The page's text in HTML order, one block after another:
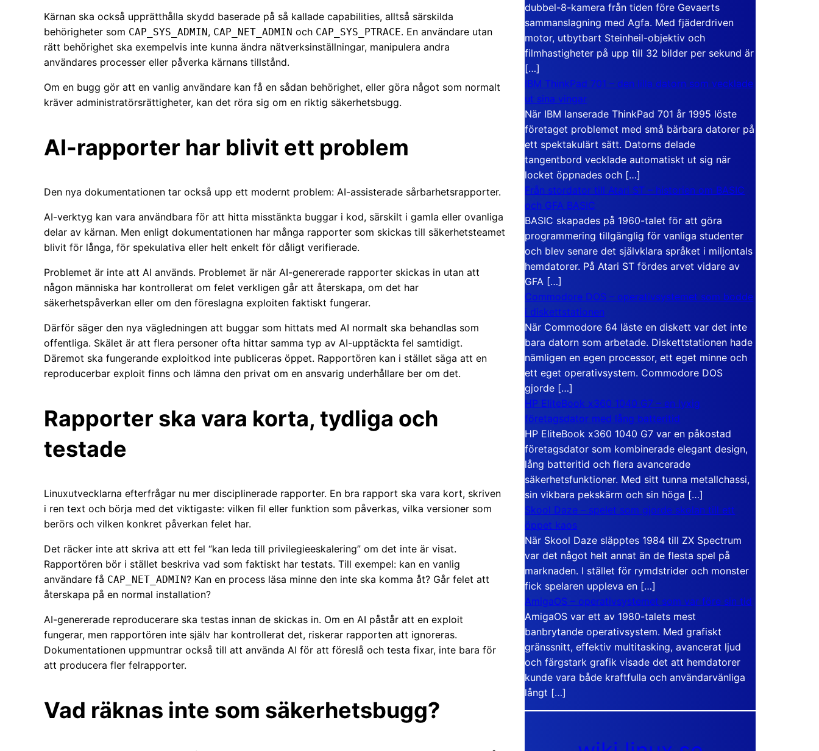
Kärnan ska också upprätthålla skydd baserade på så kallade capabilities, alltså särskilda
behörigheter som CAP_SYS_ADMIN , CAP_NET_ADMIN och CAP_SYS_PTRACE. En användare utan
rätt behörighet ska exempelvis inte kunna ändra nätverksinställningar, manipulera andra
användares processer eller påverka kärnans tillstånd.
Om en bugg gör att en vanlig användare kan få en sådan behörighet, eller göra något som normalt
kräver administratörsrättigheter, kan det röra sig om en riktig säkerhetsbugg.
AI-rapporter har blivit ett problem
Den nya dokumentationen tar också upp ett modernt problem: AI-assisterade sårbarhetsrapporter.
AI-verktyg kan vara användbara för att hitta misstänkta buggar i kod, särskilt i gamla eller ovanliga
delar av kärnan. Men enligt dokumentationen har många rapporter som skickas till säkerhetsteamet
blivit för långa, för spekulativa eller helt enkelt för dåligt verifierade.
Problemet är inte att AI används. Problemet är när AI-genererade rapporter skickas in utan att
någon människa har kontrollerat om felet verkligen går att återskapa, om det har
säkerhetspåverkan eller om den föreslagna exploiten faktiskt fungerar.
Därför säger den nya vägledningen att buggar som hittats med AI normalt ska behandlas som
offentliga. Skälet är att flera personer ofta hittar samma typ av AI-upptäckta fel samtidigt.
Däremot ska fungerande exploitkod inte publiceras öppet. Rapportören kan i stället säga att en
reproducerbar exploit finns och lämna den privat om en ansvarig underhållare ber om det.
Rapporter ska vara korta, tydliga och
testade
Linuxutvecklarna efterfrågar nu mer disciplinerade rapporter. En bra rapport ska vara kort, skriven
i ren text och börja med det viktigaste: vilken fil eller funktion som påverkas, vilka versioner som
berörs och vilken konkret påverkan felet har.
Det räcker inte att skriva att ett fel “kan leda till privilegieeskalering” om det inte är visat.
Rapportören bör i stället beskriva vad som faktiskt har testats. Till exempel: kan en vanlig
användare få CAP_NET_ADMIN? Kan en process läsa minne den inte ska komma åt? Går felet att
återskapa på en normal installation?
AI-genererade reproducerare ska testas innan de skickas in. Om en AI påstår att en exploit
fungerar, men rapportören inte själv har kontrollerat det, riskerar rapporten att ignoreras.
Dokumentationen uppmuntrar också till att använda AI för att föreslå och testa fixar, inte bara för
att producera fler felrapporter.
Vad räknas inte som säkerhetsbugg?
dubbel-8-kamera från tiden före Gevaerts
sammanslagning med Agfa. Med fjäderdriven
motor, utbytbart Steinheil-objektiv och
filmhastigheter på upp till 32 bilder per sekund är
[…]
IBM ThinkPad 701 – den lilla datorn som vecklade
ut sina vingar
När IBM lanserade ThinkPad 701 år 1995 löste
företaget problemet med små bärbara datorer på
ett spektakulärt sätt. Datorns delade
tangentbord vecklade automatiskt ut sig när
locket öppnades och […]
Från stordator till Atari ST – historien om BASIC
och GFA BASIC
BASIC skapades på 1960-talet för att göra
programmering tillgänglig för vanliga studenter
och blev senare det självklara språket i miljontals
hemdatorer. På Atari ST fördes arvet vidare av
GFA […]
Commodore DOS – operativsystemet som bodde
i diskettstationen
När Commodore 64 läste en diskett var det inte
bara datorn som arbetade. Diskettstationen hade
nämligen en egen processor, ett eget minne och
ett eget operativsystem. Commodore DOS
gjorde […]
HP EliteBook x360 1040 G7 – en lyxig
företagsdator med lång batteritid
HP EliteBook x360 1040 G7 var en påkostad
företagsdator som kombinerade elegant design,
lång batteritid och flera avancerade
säkerhetsfunktioner. Med sitt tunna metallchassi,
sin vikbara pekskärm och sin höga […]
Skool Daze – spelet som gjorde skolan till ett
öppet kaos
När Skool Daze släpptes 1984 till ZX Spectrum
var det något helt annat än de flesta spel på
marknaden. I stället för rymdstrider och monster
fick spelaren uppleva en […]
AmigaOS – operativsystemet som var före sin tid
AmigaOS var ett av 1980-talets mest
banbrytande operativsystem. Med grafiskt
gränssnitt, effektiv multitasking, avancerat ljud
och färgstark grafik visade det att hemdatorer
kunde vara både kraftfulla och användarvänliga
långt […]